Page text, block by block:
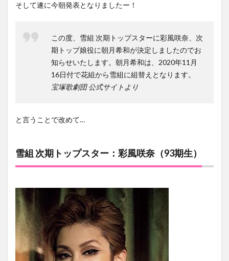
そして遂に今朝発表となりましたー！
この度、雪組 次期トップスターに彩風咲奈、次
期トップ娘役に朝月希和が決定しましたのでお
知らせいたします。朝月希和は、2020年11月
16日付で花組から雪組に組替えとなります。
宝塚歌劇団 公式サイトより
と言うことで改めて…
雪組 次期トップスター：彩風咲奈（93期生）